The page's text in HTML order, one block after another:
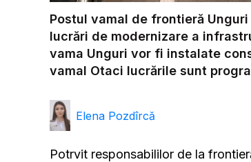
Postul vamal de frontieră
lucrări de modernizare a
vama Unguri vor fi instalate
vamal Otaci lucrările sunt
Elena Pozdîrcă
Potrvit responsabililor de la